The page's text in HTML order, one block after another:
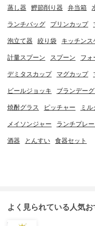
蒸し器 鰹節削り器 弁当箱
ランチバッグ プリンカップ
泡立て器 絞り袋 キッチンス
計量スプーン スプーン フォ
デミタスカップ マグカップ
ビールジョッキ ブランデー
焼酎グラス ピッチャー ミ
メイソンジャー ランチプレー
酒器 とんすい 食器セット
よく見られている人気